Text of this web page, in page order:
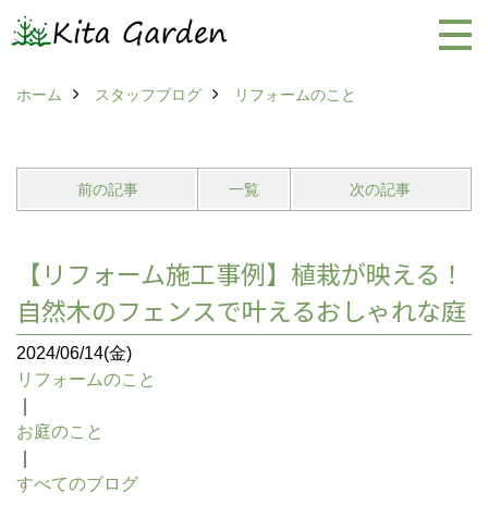
ホーム スタッフブログ リフォームのこと
前の記事 一覧 次の記事
【リフォーム施工事例】植栽が映える！
自然木のフェンスで叶えるおしゃれな庭
2024/06/14(金)
リフォームのこと
お庭のこと
すべてのブログ